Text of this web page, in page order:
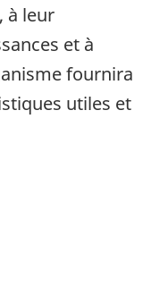
à leur
et à
fournira
utiles et